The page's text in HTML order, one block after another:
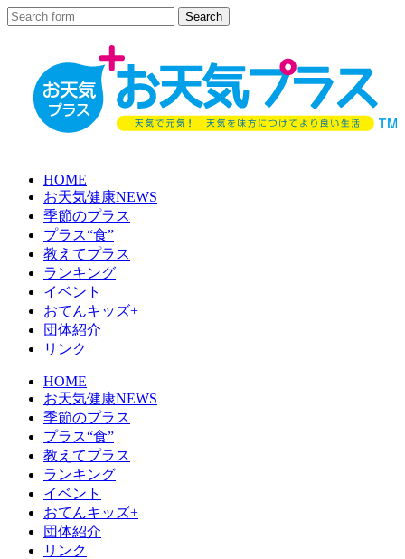
HOME
お天気健康NEWS
季節のプラス
プラス“食”
教えてプラス
ランキング
イベント
おてんキッズ+
団体紹介
リンク
HOME
お天気健康NEWS
季節のプラス
プラス“食”
教えてプラス
ランキング
イベント
おてんキッズ+
団体紹介
リンク